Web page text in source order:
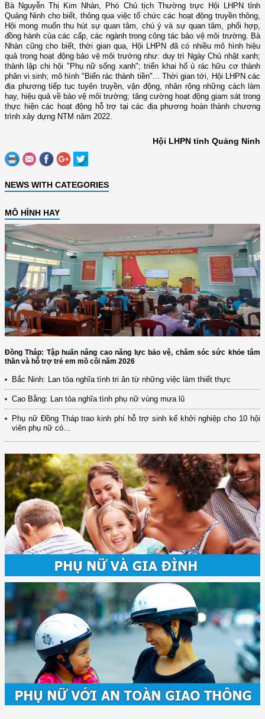
Bà Nguyễn Thị Kim Nhàn,
Phó Chủ tịch Thường trực Hội LHPN tỉnh
Quảng Ninh cho biết, thông qua việc tổ chức các hoạt động truyền thông,
Hộimong muốn thu hút sự quan tâm, chú ý và sự quan tâm, phối hợp,
đồng hành của các cấp, các ngành trong công tác bảo vệ môi trường. Bà
Nhàn cũng cho biết, thời gian qua, Hội LHPN đã có nhiều mô hình hiệu
quả trong hoạt động bảo vệ môi trường như: duy trì Ngày Chủ nhật xanh;
thành lập chi hội "Phụ nữ sống xanh"; triển khai hố ủ rác hữu cơ thành
phân vi sinh; mô hình "Biến rác thành tiền"... Thời gian tới, Hội LHPN các
địa phương tiếp tục tuyên truyền, vận động, nhân rộng những cách làm
hay, hiệu quả về bảo vệ môi trường; tăng cường hoạt động giam sát trong
thực hiện các hoạt động hỗ trợ tại các địa phương hoàn thành chương
trình xây dựng NTM năm 2022.
Hội LHPN tỉnh Quảng Ninh
NEWS WITH CATEGORIES
MÔ HÌNH HAY
Đồng Tháp: Tập huấn nâng cao năng lực bảo vệ, chăm sóc sức khỏe tâm
thần và hỗ trợ trẻ em mồ côi năm 2026
Bắc Ninh: Lan tỏa nghĩa tình tri ân từ những việc làm thiết thực
Cao Bằng: Lan tỏa nghĩa tình phụ nữ vùng mưa lũ
Phụ nữ Đồng Tháp trao kinh phí hỗ trợ sinh kế khởi nghiệp cho 10 hội
viên phụ nữ có...